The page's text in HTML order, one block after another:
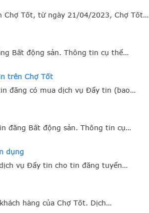
Chợ Tốt, từ ngày 21/04/2023, Chợ Tốt…
Bất động sản. Thông tin cụ thể…
trên Chợ Tốt
đăng có mua dịch vụ Đẩy tin (bao…
đăng Bất động sản. Thông tin cụ…
dụng
vụ Đẩy tin cho tin đăng tuyển…
hàng của Chợ Tốt. Dịch…